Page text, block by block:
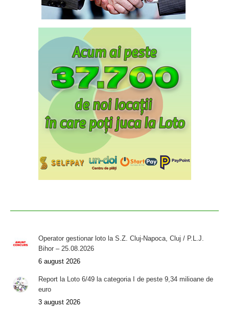
Operator gestionar loto la S.Z. Cluj-Napoca, Cluj / P.L.J.
Bihor – 25.08.2026
6 august 2026
Report la Loto 6/49 la categoria I de peste 9,34 milioane de
euro
3 august 2026